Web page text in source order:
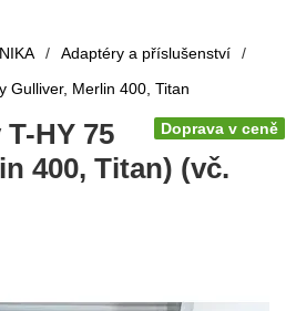
/ Adaptéry a příslušenství
/
Gulliver, Merlin 400, Titan
Doprava v ceně
HY 75
400, Titan) (vč.